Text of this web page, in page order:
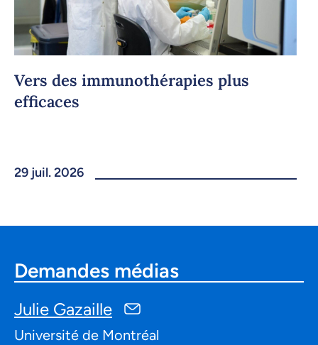
Vers des immunothérapies plus
efficaces
29 juil. 2026
Demandes médias
Julie Gazaille
Université de Montréal